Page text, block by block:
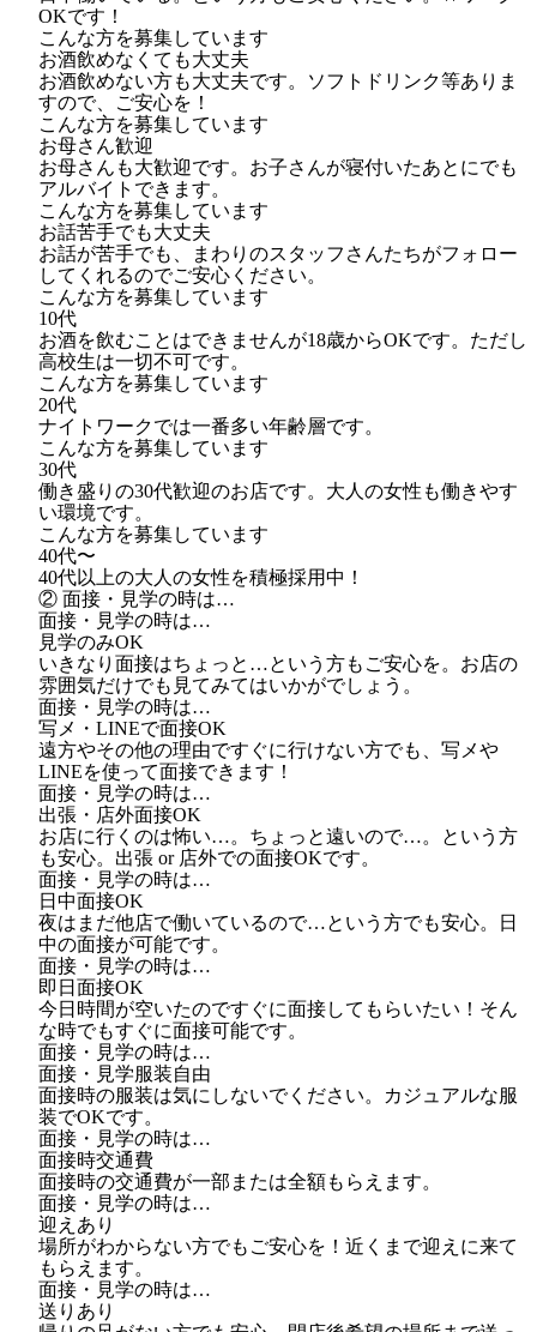
OKです！
こんな方を募集しています
お酒飲めなくても大丈夫
お酒飲めない方も大丈夫です。ソフトドリンク等ありま
すので、ご安心を！
こんな方を募集しています
お母さん歓迎
お母さんも大歓迎です。お子さんが寝付いたあとにでも
アルバイトできます。
こんな方を募集しています
お話苦手でも大丈夫
お話が苦手でも、まわりのスタッフさんたちがフォロー
してくれるのでご安心ください。
こんな方を募集しています
10代
お酒を飲むことはできませんが18歳からOKです。ただし
高校生は一切不可です。
こんな方を募集しています
20代
ナイトワークでは一番多い年齢層です。
こんな方を募集しています
30代
働き盛りの30代歓迎のお店です。大人の女性も働きやす
い環境です。
こんな方を募集しています
40代〜
40代以上の大人の女性を積極採用中！
② 面接・見学の時は…
面接・見学の時は…
見学のみOK
いきなり面接はちょっと…という方もご安心を。お店の
雰囲気だけでも見てみてはいかがでしょう。
面接・見学の時は…
写メ・LINEで面接OK
遠方やその他の理由ですぐに行けない方でも、写メや
LINEを使って面接できます！
面接・見学の時は…
出張・店外面接OK
お店に行くのは怖い…。ちょっと遠いので…。という方
も安心。出張 or 店外での面接OKです。
面接・見学の時は…
日中面接OK
夜はまだ他店で働いているので…という方でも安心。日
中の面接が可能です。
面接・見学の時は…
即日面接OK
今日時間が空いたのですぐに面接してもらいたい！そん
な時でもすぐに面接可能です。
面接・見学の時は…
面接・見学服装自由
面接時の服装は気にしないでください。カジュアルな服
装でOKです。
面接・見学の時は…
面接時交通費
面接時の交通費が一部または全額もらえます。
面接・見学の時は…
迎えあり
場所がわからない方でもご安心を！近くまで迎えに来て
もらえます。
面接・見学の時は…
送りあり